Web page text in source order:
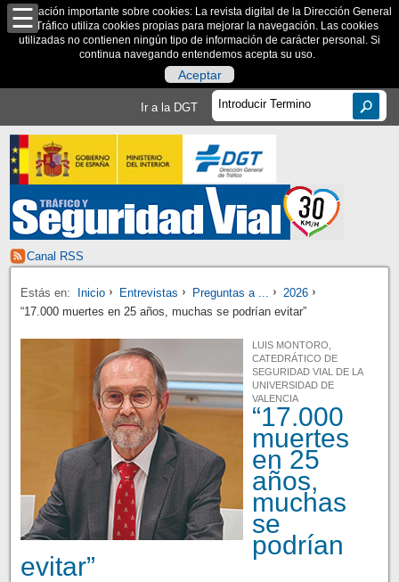
Información importante sobre cookies: La revista digital de la Dirección General
de Tráfico utiliza cookies propias para mejorar la navegación. Las cookies
utilizadas no contienen ningún tipo de información de carácter personal. Si
continua navegando entendemos acepta su uso.
Aceptar
Ir a la DGT
Canal RSS
Estás en: Inicio Entrevistas Preguntas a ...
2026
“17.000 muertes en 25 años, muchas se podrían evitar”
LUIS MONTORO,
CATEDRÁTICO DE
SEGURIDAD VIAL DE LA
UNIVERSIDAD DE
VALENCIA
“17.000
muertes
en 25
años,
muchas
se
podrían
evitar”